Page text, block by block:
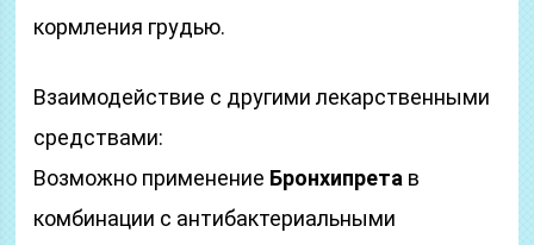
кормления грудью.
Взаимодействие с другими лекарственными
средствами:
Возможно применение Бронхипрета в
комбинации с антибактериальными